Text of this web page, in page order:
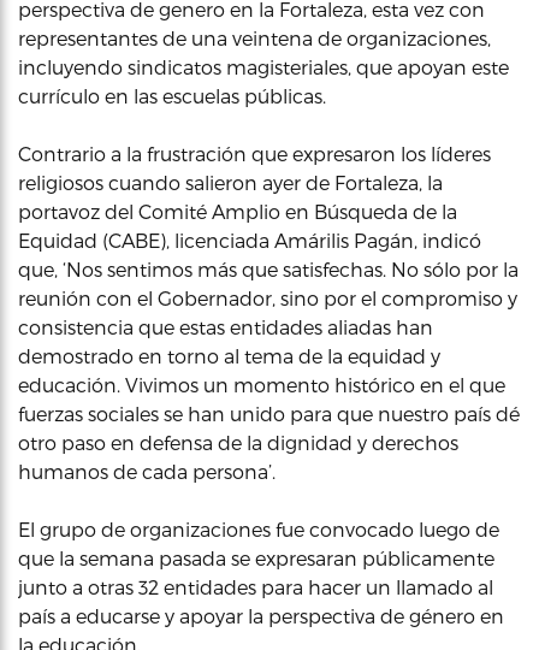
perspectiva de genero en la Fortaleza, esta vez con
representantes de una veintena de organizaciones,
incluyendo sindicatos magisteriales, que apoyan este
currículo en las escuelas públicas.
Contrario a la frustración que expresaron los líderes
religiosos cuando salieron ayer de Fortaleza, la
portavoz del Comité Amplio en Búsqueda de la
Equidad (CABE), licenciada Amárilis Pagán, indicó
que, ‘Nos sentimos más que satisfechas. No sólo por la
reunión con el Gobernador, sino por el compromiso y
consistencia que estas entidades aliadas han
demostrado en torno al tema de la equidad y
educación. Vivimos un momento histórico en el que
fuerzas sociales se han unido para que nuestro país dé
otro paso en defensa de la dignidad y derechos
humanos de cada persona’.
El grupo de organizaciones fue convocado luego de
que la semana pasada se expresaran públicamente
junto a otras 32 entidades para hacer un llamado al
país a educarse y apoyar la perspectiva de género en
la educación.